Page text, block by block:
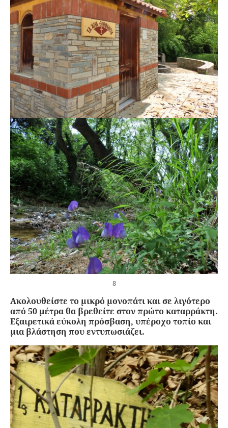
8
Ακολουθείστε το μικρό μονοπάτι και σε λιγότερο
από 50 μέτρα θα βρεθείτε στον πρώτο καταρράκτη.
Εξαιρετικά εύκολη πρόσβαση, υπέροχο τοπίο και
μια βλάστηση που εντυπωσιάζει.